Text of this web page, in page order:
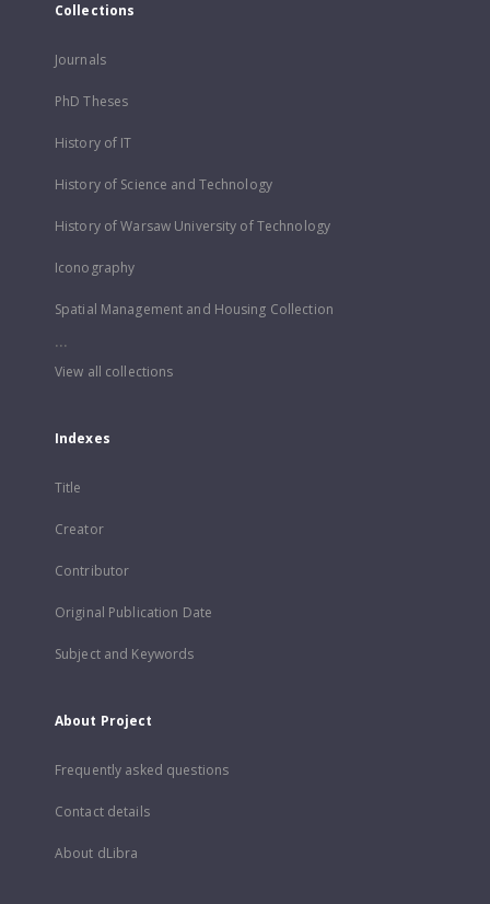
Collections
Journals
PhD Theses
History of IT
History of Science and Technology
History of Warsaw University of Technology
Iconography
Spatial Management and Housing Collection
...
View all collections
Indexes
Title
Creator
Contributor
Original Publication Date
Subject and Keywords
About Project
Frequently asked questions
Contact details
About dLibra